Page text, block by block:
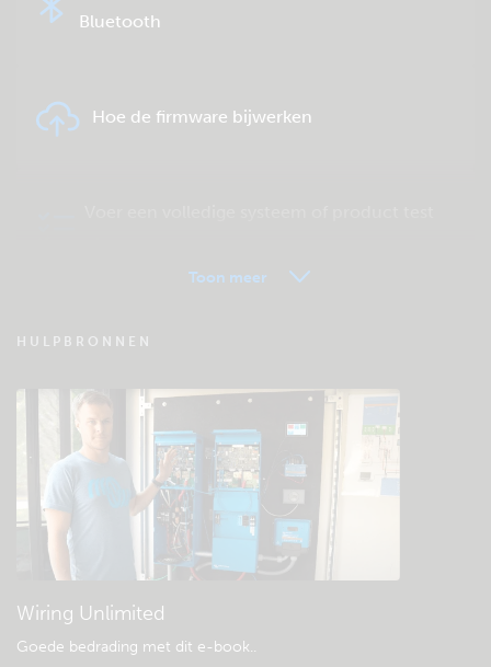
Bluetooth
Hoe de firmware bijwerken
VRM - Veel gestelde vragen
Bekijk de Community kennisbank
Algemene downloads & documentatie
Toon meer
HULPBRONNEN
Wiring Unlimited
Goede bedrading met dit e-book..